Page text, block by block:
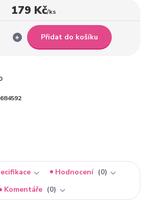
179 Kč/ks
Přidat do košíku
Hodnocení
0
Komentáře
0